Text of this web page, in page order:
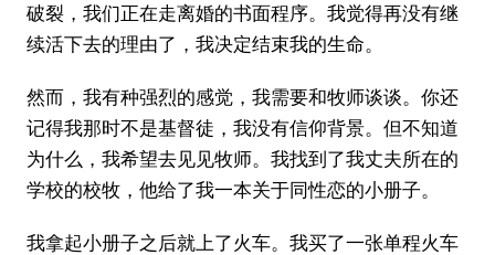
破裂，我们正在走离婚的书面程序。我觉得再没有继
续活下去的理由了，我决定结束我的生命。
然而，我有种强烈的感觉，我需要和牧师谈谈。你还
记得我那时不是基督徒，我没有信仰背景。但不知道
为什么，我希望去见见牧师。我找到了我丈夫所在的
学校的校牧，他给了我一本关于同性恋的小册子。
我拿起小册子之后就上了火车。我买了一张单程火车